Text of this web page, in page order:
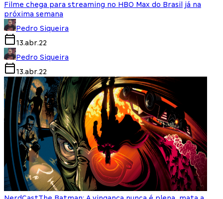
Filme chega para streaming no HBO Max do Brasil já na
próxima semana
Pedro Siqueira
13.abr.22
Pedro Siqueira
13.abr.22